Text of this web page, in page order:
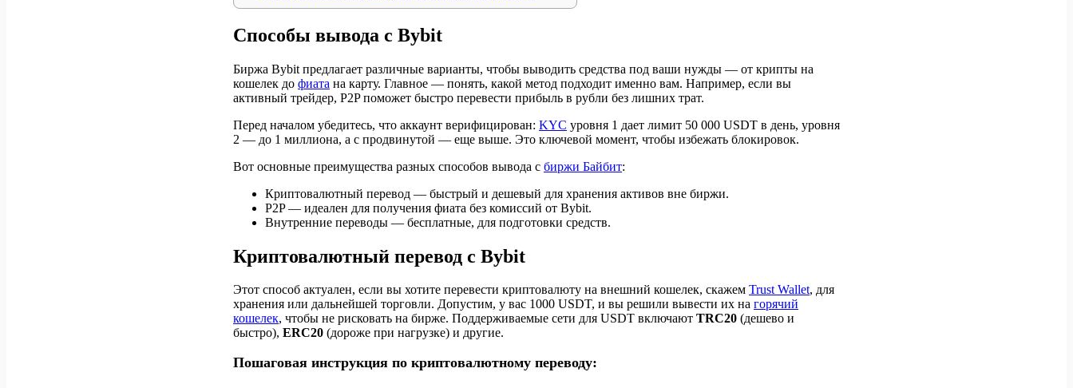
Способы вывода с Bybit
Биржа Bybit предлагает различные варианты, чтобы выводить средства под ваши нужды — от крипты на
кошелек до фиата на карту. Главное — понять, какой метод подходит именно вам. Например, если вы
активный трейдер, P2P поможет быстро перевести прибыль в рубли без лишних трат.
Перед началом убедитесь, что аккаунт верифицирован: KYC уровня 1 дает лимит 50 000 USDT в день, уровня
2 — до 1 миллиона, а с продвинутой — еще выше. Это ключевой момент, чтобы избежать блокировок.
Вот основные преимущества разных способов вывода с биржи Байбит:
Криптовалютный перевод — быстрый и дешевый для хранения активов вне биржи.
P2P — идеален для получения фиата без комиссий от Bybit.
Внутренние переводы — бесплатные, для подготовки средств.
Криптовалютный перевод с Bybit
Этот способ актуален, если вы хотите перевести криптовалюту на внешний кошелек, скажем Trust Wallet, для
хранения или дальнейшей торговли. Допустим, у вас 1000 USDT, и вы решили вывести их на горячий
кошелек, чтобы не рисковать на бирже. Поддерживаемые сети для USDT включают TRC20 (дешево и
быстро), ERC20 (дороже при нагрузке) и другие.
Пошаговая инструкция по криптовалютному переводу: